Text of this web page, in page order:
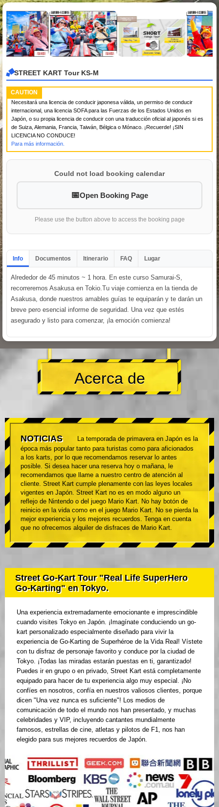
STREET KART Tour KS-M
CAUTION
Necesitará una licencia de conducir japonesa válida, un permiso de conducir
internacional, una licencia SOFA para las Fuerzas de los Estados Unidos en
Japón, o su propia licencia de conducir con una traducción oficial al japonés si es
de Suiza, Alemania, Francia, Taiwán, Bélgica o Mónaco. ¡Recuerde! ¡SIN
LICENCIA NO CONDUCE!
Para más información.
Could not load booking calendar
Open Booking Page
Please use the button above to access the booking page
Info Documentos Itinerario FAQ Lugar
Alrededor de 45 minutos ~ 1 hora. En este curso Samurai-S,
recorreremos Asakusa en Tokio.Tu viaje comienza en la tienda de
Asakusa, donde nuestros amables guías te equiparán y te darán un
breve pero esencial informe de seguridad. Una vez que estés
asegurado y listo para comenzar, ¡la emoción comienza!
Acerca de
NOTICIAS
La temporada de primavera en Japón es la
época más popular tanto para turistas como para aficionados
a los karts, por lo que recomendamos reservar lo antes
posible. Si desea hacer una reserva hoy o mañana, le
recomendamos que llame a nuestro centro de atención al
cliente. Street Kart cumple plenamente con las leyes locales
vigentes en Japón. Street Kart no es en modo alguno un
reflejo de Nintendo o del juego Mario Kart. No hay botón de
reinicio en la vida como en el juego Mario Kart. No se pierda la
mejor experiencia y los mejores recuerdos. Tenga en cuenta
que no ofrecemos alquiler de disfraces de Mario Kart.
Street Go-Kart Tour "Real Life SuperHero
Go-Karting" en Tokyo.
Una experiencia extremadamente emocionante e imprescindible
cuando visites Tokyo en Japón. ¡Imagínate conduciendo un go-
kart personalizado especialmente diseñado para vivir la
experiencia de Go-Karting de Superhéroe de la Vida Real! Vístete
con tu disfraz de personaje favorito y conduce por la ciudad de
Tokyo. ¡Todas las miradas estarán puestas en ti, garantizado!
Puedes ir en grupo o en privado, Street Kart está completamente
equipado para hacer de tu experiencia algo muy especial. ¡No
confíes en nosotros, confía en nuestros valiosos clientes, porque
dicen "Una vez nunca es suficiente"! Los medios de
comunicación de todo el mundo nos han presentado, y muchas
celebridades y VIP, incluyendo cantantes mundialmente
famosos, estrellas de cine, atletas y pilotos de F1, nos han
elegido para sus mejores recuerdos de Japón.